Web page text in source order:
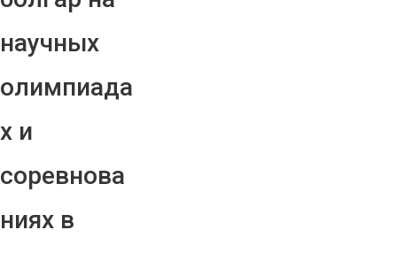
научных
олимпиада
х и
соревнова
ниях в